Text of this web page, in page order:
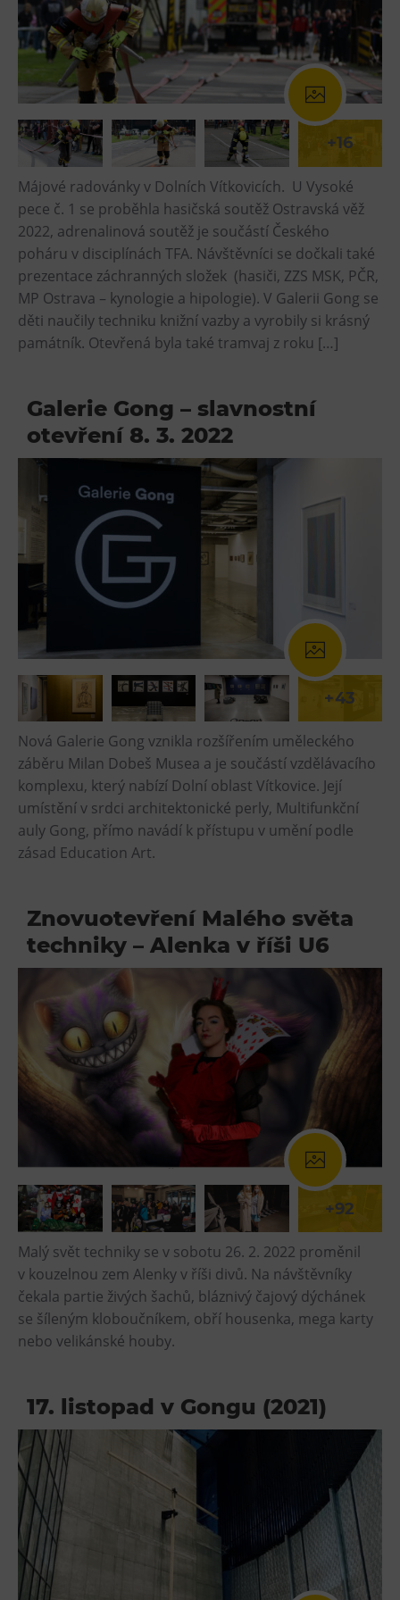
+16
Májové radovánky v Dolních Vítkovicích. U Vysoké
pece č. 1 se proběhla hasičská soutěž Ostravská věž
2022, adrenalinová soutěž je součástí Českého
poháru v disciplínách TFA. Návštěvníci se dočkali také
prezentace záchranných složek (hasiči, ZZS MSK, PČR,
MP Ostrava – kynologie a hipologie). V Galerii Gong se
děti naučily techniku knižní vazby a vyrobily si krásný
památník. Otevřená byla také tramvaj z roku […]
Galerie Gong – slavnostní
otevření 8. 3. 2022
+43
Nová Galerie Gong vznikla rozšířením uměleckého
záběru Milan Dobeš Musea a je součástí vzdělávacího
komplexu, který nabízí Dolní oblast Vítkovice. Její
umístění v srdci architektonické perly, Multifunkční
auly Gong, přímo navádí k přístupu v umění podle
zásad Education Art.
Znovuotevření Malého světa
techniky – Alenka v říši U6
+92
Malý svět techniky se v sobotu 26. 2. 2022 proměnil
v kouzelnou zem Alenky v říši divů. Na návštěvníky
čekala partie živých šachů, bláznivý čajový dýchánek
se šíleným kloboučníkem, obří housenka, mega karty
nebo velikánské houby.
17. listopad v Gongu (2021)